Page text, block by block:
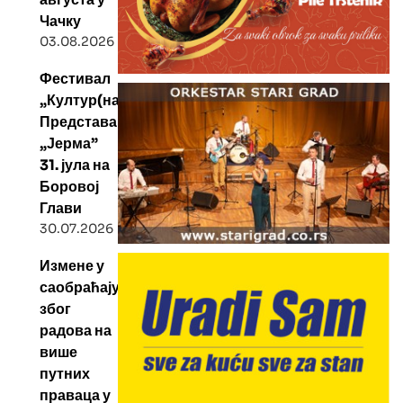
Чачку
03.08.2026
Фестивал
„Култур(на)тура”:
Представа
„Јерма”
31. јула на
Боровој
Глави
30.07.2026
Измене у
саобраћају
због
радова на
више
путних
праваца у